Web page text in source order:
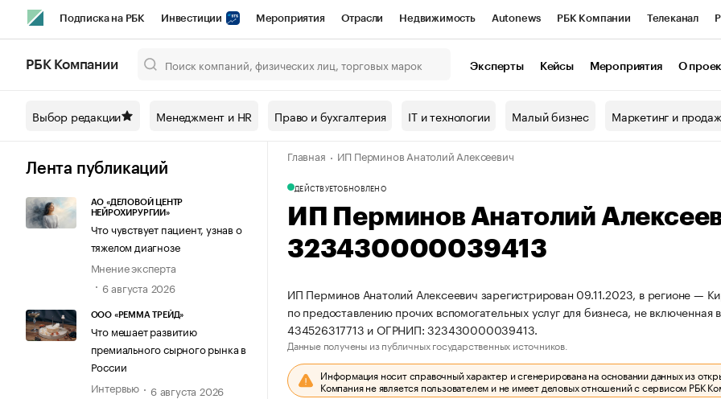
Подписка на РБК Инвестиции Мероприятия Отрасли Недвижимость Autonews РБК Компании Телеканал
Спецпроекты СПб Конференции СПб Спецпроекты Проверка контрагентов
Технологии и медиа Рынок наличной валюты
РБК Компании Эксперты Кейсы Мероприятия О
Выбор редакции Менеджмент и HR Право и бухгалтерия IT и технологии Малый бизнес Маркетинг и
Лента публикаций
АО «ДЕЛОВОЙ ЦЕНТР
НЕЙРОХИРУРГИИ»
Что чувствует пациент, узнав о
тяжелом диагнозе
Мнение эксперта
6 августа 2026
ООО «РЕММА ТРЕЙД»
Что мешает развитию
премиального сырного рынка в
России
Интервью
6 августа 2026
Главная ИП Перминов Анатолий Алексеевич
ДЕЙСТВУЕТОБНОВЛЕНО
ИП Перминов Анатолий
323430000039413
ИП Перминов Анатолий Алексеевич зарегистрирован 09.11.2023, в регионе —
по предоставлению прочих вспомогательных услуг для бизнеса, не
434526317713 и ОГРНИП: 323430000039413.
Данные получены из публичных государственных источников.
Информация носит справочный характер и сгенерирована на основании данных из
Компания не является пользователем и не имеет деловых отношений с сервисом РБК